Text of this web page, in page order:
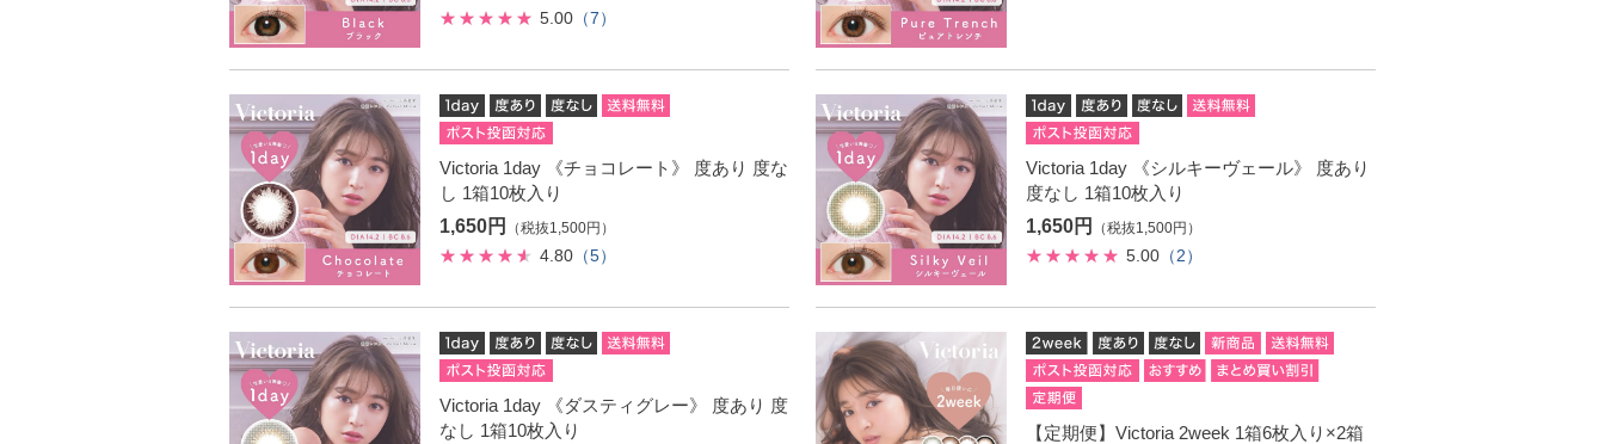
5.00 （7）
Victoria 1day 《チョコレート》 度あり 度な
し 1箱10枚入り
1,650円
（税抜1,500円）
4.80 （5）
Victoria 1day 《シルキーヴェール》 度あり
度なし 1箱10枚入り
1,650円
（税抜1,500円）
5.00（2）
Victoria 1day 《ダスティグレー》 度あり 度
なし 1箱10枚入り
【定期便】Victoria 2week 1箱6枚入り×2箱